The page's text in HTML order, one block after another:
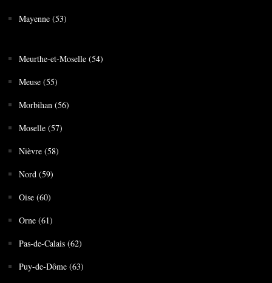
Mayenne (53)
Meurthe-et-Moselle (54)
Meuse (55)
Morbihan (56)
Moselle (57)
Nièvre (58)
Nord (59)
Oise (60)
Orne (61)
Pas-de-Calais (62)
Puy-de-Dôme (63)